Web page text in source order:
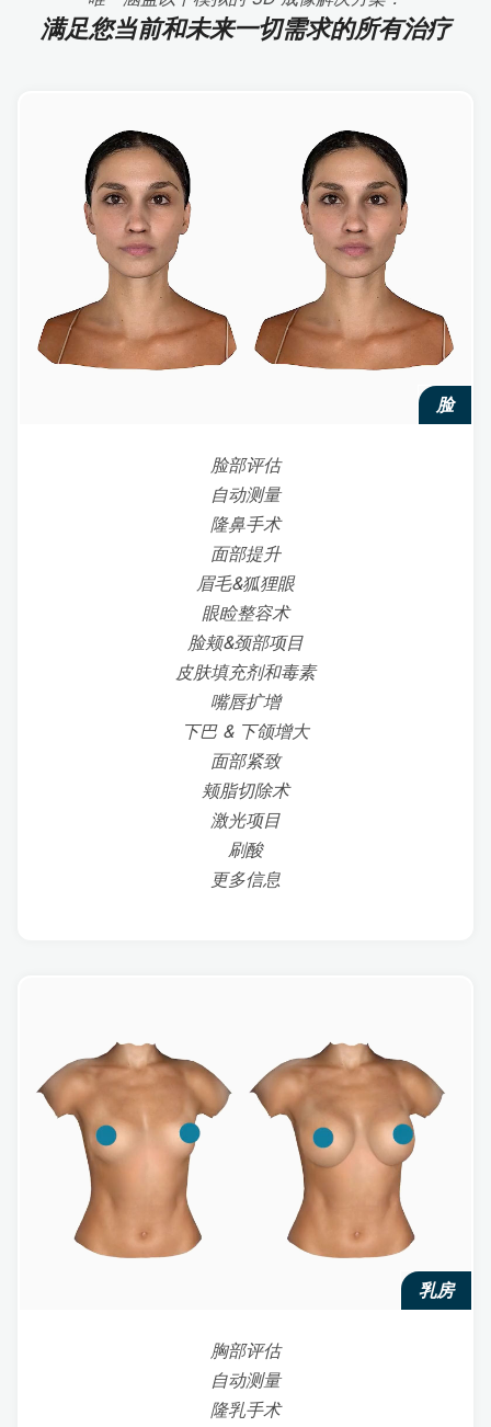
满足您当前和未来一切需求的所有治疗
脸
脸部评估
自动测量
隆鼻手术
面部提升
眉毛&狐狸眼
眼睑整容术
脸颊&颈部项目
皮肤填充剂和毒素
嘴唇扩增
下巴 & 下颌增大
面部紧致
颊脂切除术
激光项目
刷酸
更多信息
乳房
胸部评估
自动测量
隆乳手术